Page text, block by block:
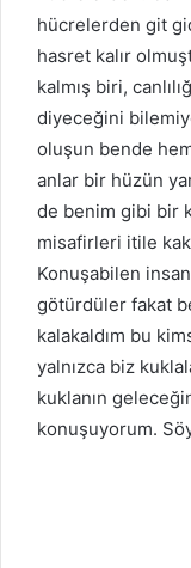
hücrelerden git
hasret kalır
kalmış biri,
diyeceğini
oluşun bende
anlar bir hüzün
de benim gibi bir
misafirleri itile
Konuşabilen
götürdüler fakat
kalakaldım bu
yalnızca biz
kuklanın
konuşuyorum.